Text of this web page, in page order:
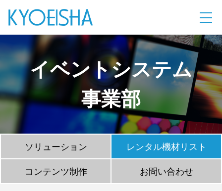
イベントシステム
事業部
ソリューション レンタル機材リスト
コンテンツ制作 お問い合わせ